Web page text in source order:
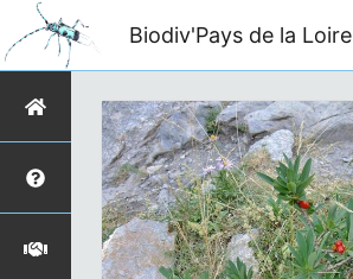
Biodiv'Pays de la Loire